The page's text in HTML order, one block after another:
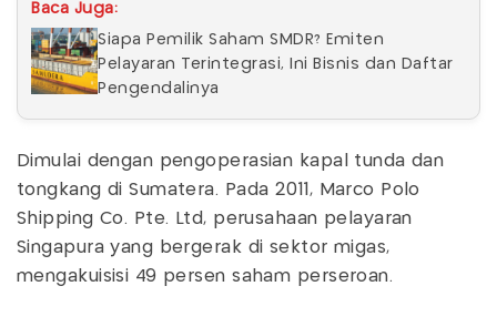
Baca Juga:
Siapa Pemilik Saham SMDR? Emiten
Pelayaran Terintegrasi, Ini Bisnis dan Daftar
Pengendalinya
Dimulai dengan pengoperasian kapal tunda dan
tongkang di Sumatera. Pada 2011, Marco Polo
Shipping Co. Pte. Ltd, perusahaan pelayaran
Singapura yang bergerak di sektor migas,
mengakuisisi 49 persen saham perseroan.